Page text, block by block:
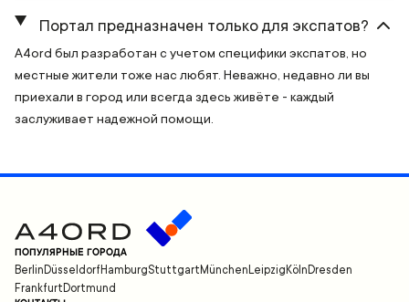
Портал предназначен только для экспатов?
A4ord был разработан с учетом специфики экспатов, но
местные жители тоже нас любят. Неважно, недавно ли вы
приехали в город или всегда здесь живёте - каждый
заслуживает надежной помощи.
ПОПУЛЯРНЫЕ ГОРОДА
Berlin Düsseldorf HamburgStuttgart München Leipzig Köln Dresden
Frankfurt Dortmund